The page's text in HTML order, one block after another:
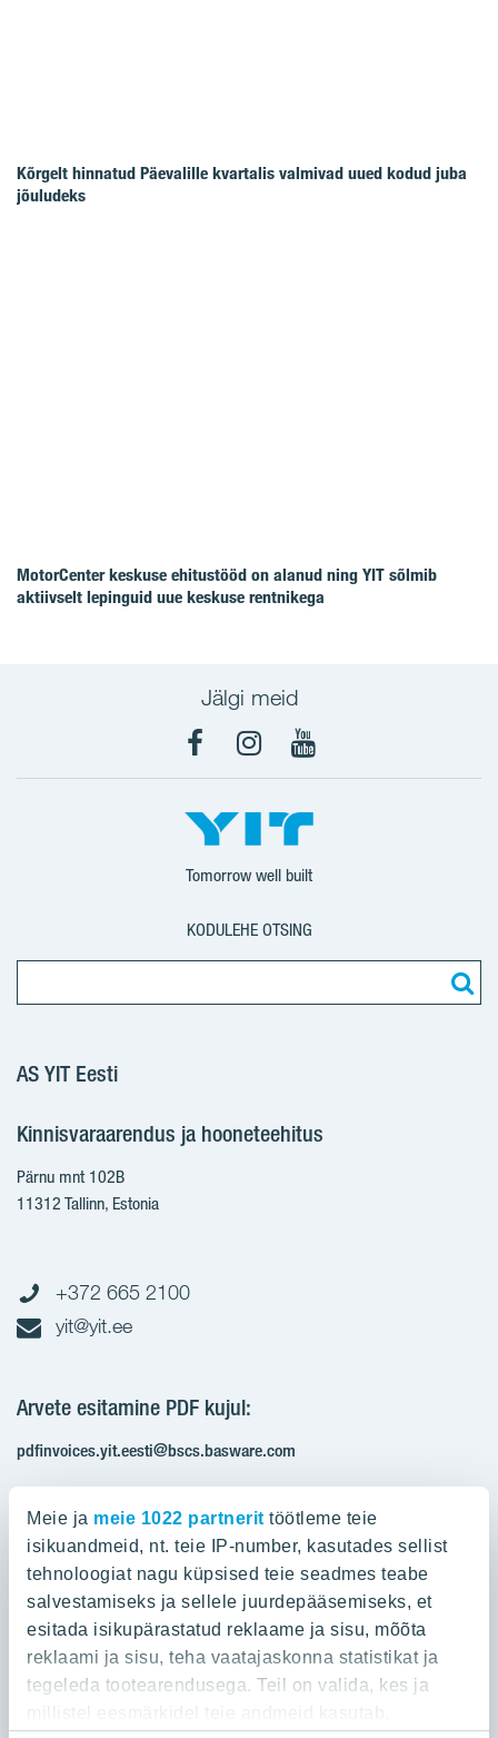
Meie ja meie 1022 partnerit töötleme teie
isikuandmeid, nt. teie IP-number, kasutades sellist
tehnoloogiat nagu küpsised teie seadmes teabe
salvestamiseks ja sellele juurdepääsemiseks, et
esitada isikupärastatud reklaame ja sisu, mõõta
reklaami ja sisu, teha vaatajaskonna statistikat ja
tegeleda tootearendusega. Teil on valida, kes ja
Kõrgelt hinnatud Päevalille kvartalis valmivad uued kodud juba
jõuludeks
MotorCenter keskuse ehitustööd on alanud ning YIT sõlmib
aktiivselt lepinguid uue keskuse rentnikega
Jälgi meid
FacebookInstagram
YouTube
Tomorrow well built
KODULEHE OTSING
AS YIT Eesti
Kinnisvaraarendus ja hooneteehitus
Pärnu mnt 102B
11312 Tallinn, Estonia
+372 665 2100
yit@yit.ee
Arvete esitamine PDF kujul:
pdfinvoices.yit.eesti@bscs.basware.com
KMKR: EE100210897
Ettevõttest
Ettevõttest
YIT Group